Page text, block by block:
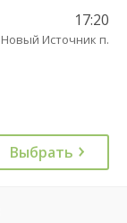
17:20
Новый Источник п.
Выбрать